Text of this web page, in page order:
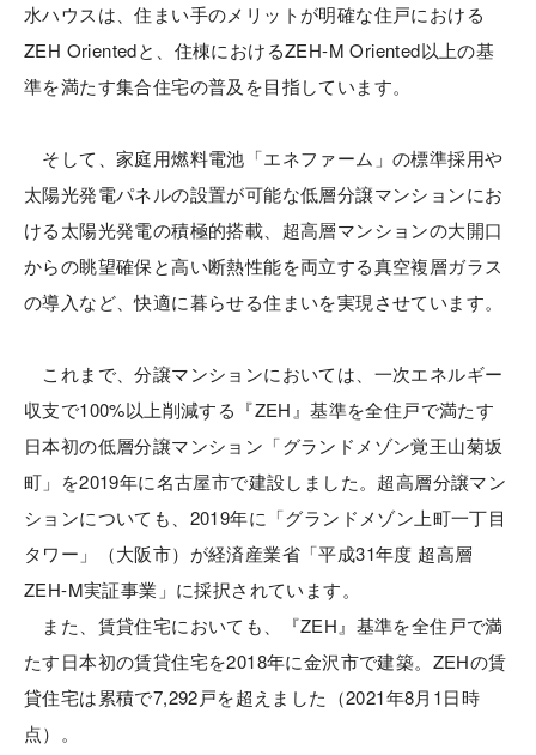
水ハウスは、住まい手のメリットが明確な住戸における
ZEH Orientedと、住棟におけるZEH-M Oriented以上の基
準を満たす集合住宅の普及を目指しています。
そして、家庭用燃料電池「エネファーム」の標準採用や
太陽光発電パネルの設置が可能な低層分譲マンションにお
ける太陽光発電の積極的搭載、超高層マンションの大開口
からの眺望確保と高い断熱性能を両立する真空複層ガラス
の導入など、快適に暮らせる住まいを実現させています。
これまで、分譲マンションにおいては、一次エネルギー
収支で100%以上削減する『ZEH』基準を全住戸で満たす
日本初の低層分譲マンション「グランドメゾン覚王山菊坂
町」を2019年に名古屋市で建設しました。超高層分譲マン
ションについても、2019年に「グランドメゾン上町一丁目
タワー」（大阪市）が経済産業省「平成31年度 超高層
ZEH-M実証事業」に採択されています。
また、賃貸住宅においても、『ZEH』基準を全住戸で満
たす日本初の賃貸住宅を2018年に金沢市で建築。ZEHの賃
貸住宅は累積で7,292戸を超えました（2021年8月1日時
点）。